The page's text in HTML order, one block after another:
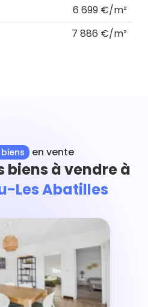
6 699 €/m²
7 886 €/m²
en vente
biens à vendre à
Les Abatilles